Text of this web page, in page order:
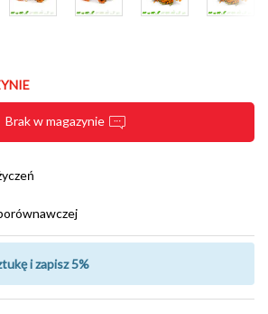
Brak w magazynie
i zapisz 5%